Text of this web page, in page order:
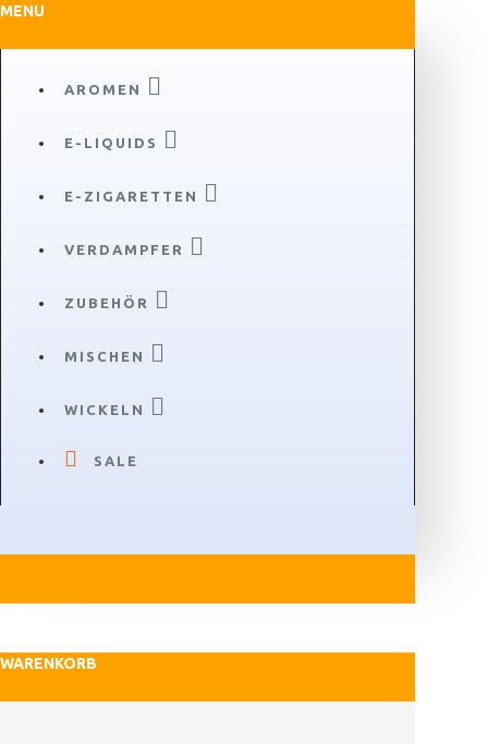
MENU
AROMEN
E-LIQUIDS
E-ZIGARETTEN
VERDAMPFER
ZUBEHÖR
MISCHEN
WICKELN
SALE
WARENKORB